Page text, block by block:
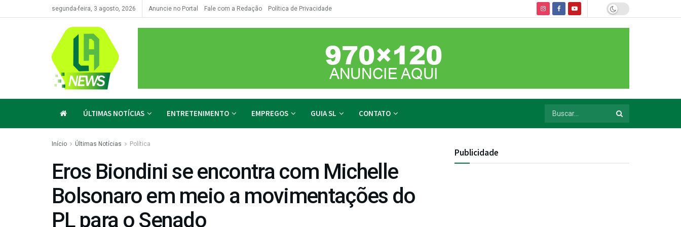
segunda-feira, 3 agosto, 2026 Anuncie no Portal Fale com a Redação Política de Privacidade
ÚLTIMAS NOTÍCIAS ENTRETENIMENTO EMPREGOS GUIA SL CONTATO
Início Últimas Notícias Política
Eros Biondini se encontra com Michelle
Bolsonaro em meio a movimentações do
PL para o Senado
Publicidade